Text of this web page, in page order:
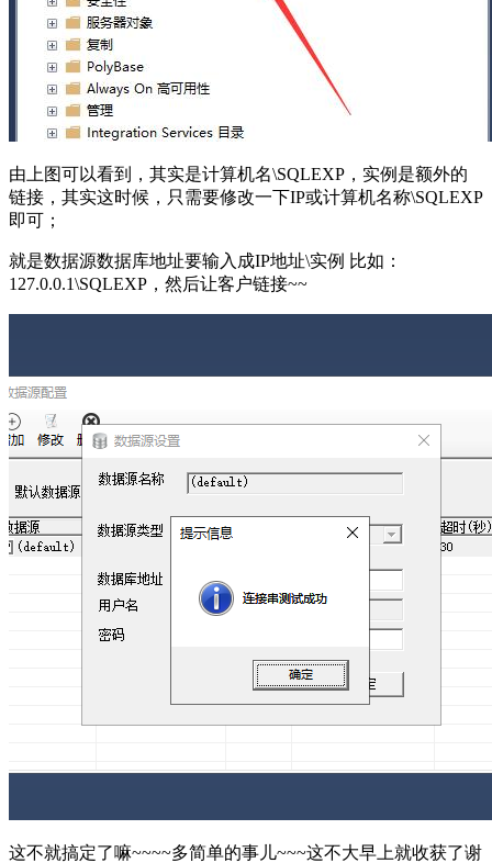
由上图可以看到，其实是计算机名\SQLEXP，实例是额外的
链接，其实这时候，只需要修改一下IP或计算机名称\SQLEXP
即可；
就是数据源数据库地址要输入成IP地址\实例 比如：
127.0.0.1\SQLEXP，然后让客户链接~~
这不就搞定了嘛~~~~多简单的事儿~~~这不大早上就收获了谢